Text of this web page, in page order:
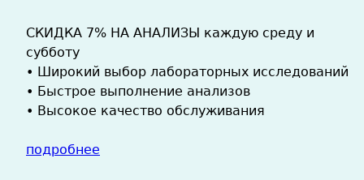
СКИДКА 7% НА АНАЛИЗЫ каждую среду и
субботу
• Широкий выбор лабораторных исследований
• Быстрое выполнение анализов
• Высокое качество обслуживания
подробнее